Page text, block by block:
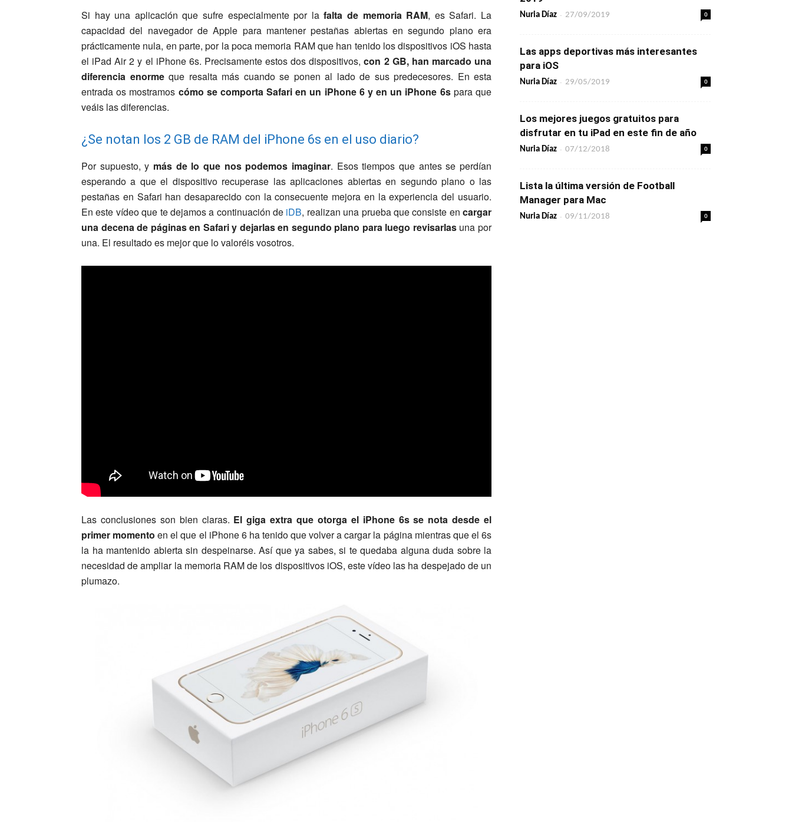
Si hay una aplicación que sufre especialmente por lafalta de memoria RAM, es Safari. La
capacidad del navegador de Apple para mantener pestañas abiertas en segundo plano era
prácticamente nula, en parte, por la poca memoria RAM que han tenido los dispositivos iOS hasta
el iPad Air 2 y el iPhone 6s. Precisamente estos dos dispositivos,con 2 GB, han marcado una
diferencia enormeque resalta más cuando se ponen al lado de sus predecesores. En esta
entrada os mostramos cómo se comporta Safari en un iPhone 6 y en un iPhone 6spara que
veáis las diferencias.
¿Se notan los 2 GB de RAM del iPhone 6s en el uso diario?
Por supuesto, y más de lo que nos podemos imaginar. Esos tiempos que antes se perdían
esperando a que el dispositivo recuperase las aplicaciones abiertas en segundo plano o las
pestañas en Safari han desaparecido con la consecuente mejora en la experiencia del usuario.
En este vídeo que te dejamos a continuación de iDB, realizan una prueba que consiste en cargar
una decena de páginas en Safari y dejarlas en segundo plano para luego revisarlasuna por
una. El resultado es mejor que lo valoréis vosotros.
Las conclusiones son bien claras. El giga extra que otorga el iPhone 6s se nota desde el
primer momento en el que el iPhone 6 ha tenido que volver a cargar la página mientras que el 6s
la ha mantenido abierta sin despeinarse. Así que ya sabes, si te quedaba alguna duda sobre la
necesidad de ampliar la memoria RAM de los dispositivos iOS, este vídeo las ha despejado de un
plumazo.
Nuria Díaz - 27/09/2019 0
Las apps deportivas más interesantes
para iOS
Nuria Díaz - 29/05/2019 0
Los mejores juegos gratuitos para
disfrutar en tu iPad en este fin de año
Nuria Díaz - 07/12/2018 0
Lista la última versión de Football
Manager para Mac
Nuria Díaz - 09/11/2018 0